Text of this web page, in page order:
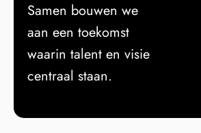
Samen bouwen we
aan een toekomst
waarin talent en visie
centraal staan.